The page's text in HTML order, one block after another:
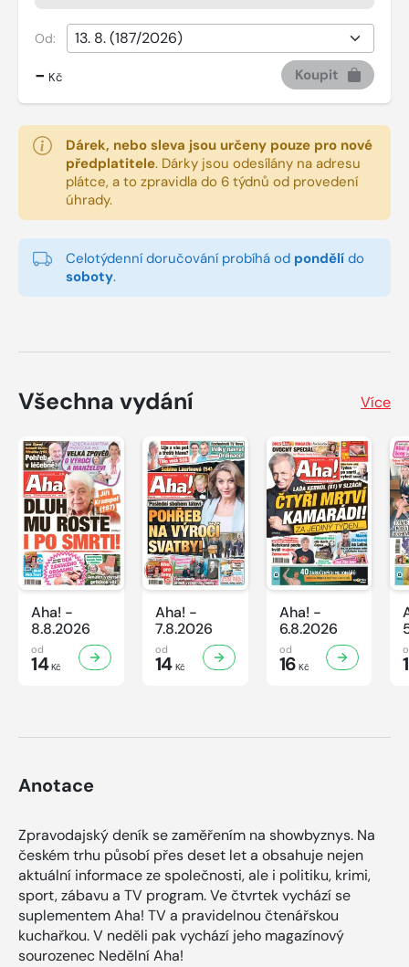
Od:
- Kč Koupit
Dárek, nebo sleva jsou určeny pouze pro nové
předplatitele. Dárky jsou odesílány na adresu
plátce, a to zpravidla do 6 týdnů od provedení
úhrady.
Celotýdenní doručování probíhá od pondělí do
soboty.
Všechna vydání Více
Aha! -
8.8.2026
od
14Kč
Aha! -
7.8.2026
od
14Kč
Aha! -
6.8.2026
od
16 Kč
Anotace
Zpravodajský deník se zaměřením na showbyznys. Na
českém trhu působí přes deset let a obsahuje nejen
aktuální informace ze společnosti, ale i politiku, krimi,
sport, zábavu a TV program. Ve čtvrtek vychází se
suplementem Aha! TV a pravidelnou čtenářskou
kuchařkou. V neděli pak vychází jeho magazínový
sourozenec Nedělní Aha!